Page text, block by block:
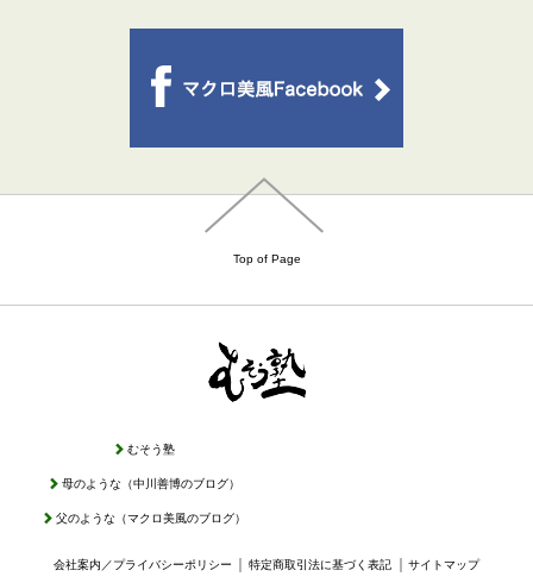
Top of Page
むそう塾
母のような（中川善博のブログ）
父のような（マクロ美風のブログ）
会社案内／プライバシーポリシー 特定商取引法に基づく表記 ｜サイトマップ